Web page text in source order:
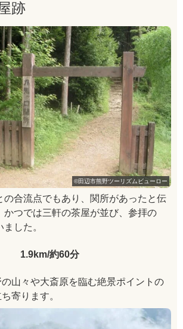
跡
©田辺市熊野ツーリズムビューロー
の合流点でもあり、関所があったと伝
かつでは三軒の茶屋が並び、参拝の
した。
1.9km/約60分
山々や大斎原を臨む絶景ポイントの
寄ります。